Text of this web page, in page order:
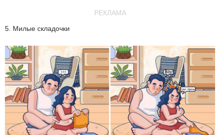
РЕКЛАМА
5. Милые складочки